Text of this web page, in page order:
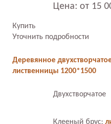
Цена: от 15
Купить
Уточнить подробности
Деревянное
лиственницы 1200*1500
Двухстворчатое
Клееный брус: